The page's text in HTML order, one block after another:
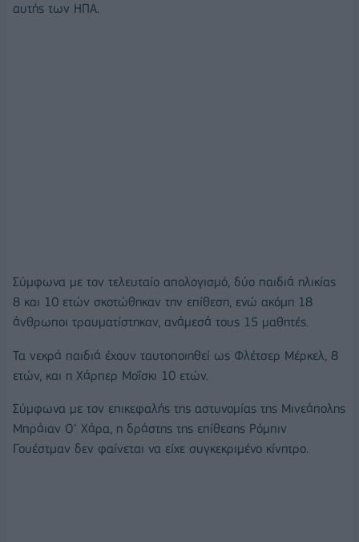
αυτής των ΗΠΑ.
Σύμφωνα με τον τελευταίο απολογισμό, δύο παιδιά ηλικίας
8 και 10 ετών σκοτώθηκαν την επίθεση, ενώ ακόμη 18
άνθρωποι τραυματίστηκαν, ανάμεσά τους 15 μαθητές.
Τα νεκρά παιδιά έχουν ταυτοποιηθεί ως Φλέτσερ Μέρκελ, 8
ετών, και η Χάρπερ Μοΐσκι 10 ετών.
Σύμφωνα με τον επικεφαλής της αστυνομίας της Μινεάπολης
Μπράιαν Ο’ Χάρα, η δράστης της επίθεσης Ρόμπιν
Γουέστμαν δεν φαίνεται να είχε συγκεκριμένο κίνητρο.